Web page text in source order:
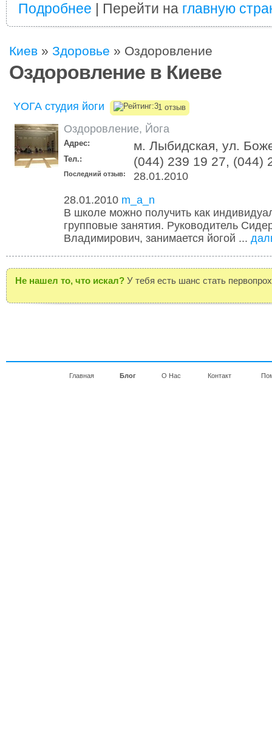
Подробнее | Перейти на главную
Киев » Здоровье » Оздоровление
Оздоровление в Киеве
YOГА студия йоги 1 отзыв
Оздоровление, Йога
Адрес: м. Лыбидская, ул.
Тел.: (044) 239 19 27, (044)
Последний отзыв:
28.01.2010
28.01.2010 m_a_n
В школе можно получить как
групповые занятия. Руководитель
Владимирович, занимается йогой ...
Не нашел то, что искал? У тебя есть шанс стать
Главная Блог О Нас Контакт